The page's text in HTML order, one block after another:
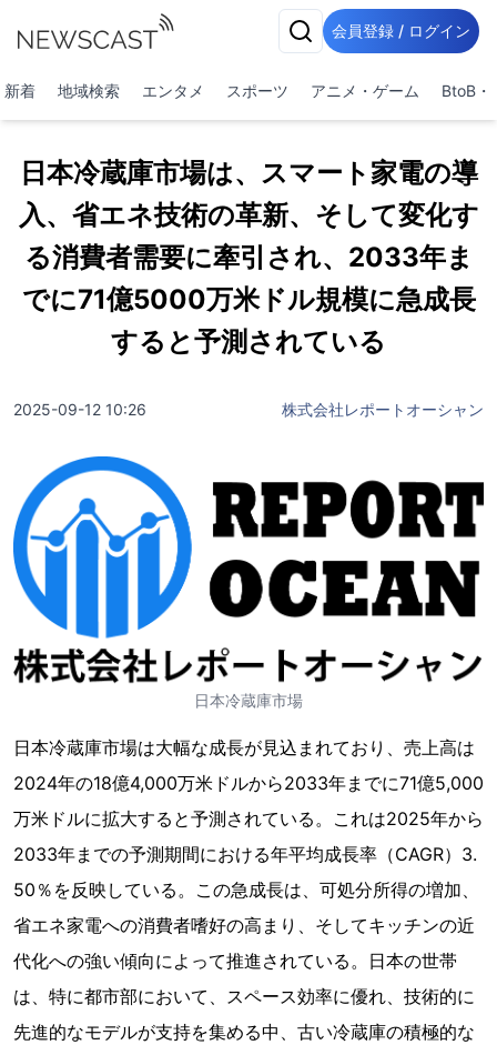
会員登録 / ログイン
新着 地域検索 エンタメ スポーツ アニメ・ゲーム BtoB・
日本冷蔵庫市場は、スマート家電の導
入、省エネ技術の革新、そして変化す
る消費者需要に牽引され、2033年ま
でに71億5000万米ドル規模に急成長
すると予測されている
2025-09-12 10:26 株式会社レポートオーシャン
日本冷蔵庫市場
日本冷蔵庫市場は大幅な成長が見込まれており、売上高は
2024年の18億4,000万米ドルから2033年までに71億5,000
万米ドルに拡大すると予測されている。これは2025年から
2033年までの予測期間における年平均成長率（CAGR）3.
50％を反映している。この急成長は、可処分所得の増加、
省エネ家電への消費者嗜好の高まり、そしてキッチンの近
代化への強い傾向によって推進されている。日本の世帯
は、特に都市部において、スペース効率に優れ、技術的に
先進的なモデルが支持を集める中、古い冷蔵庫の積極的な